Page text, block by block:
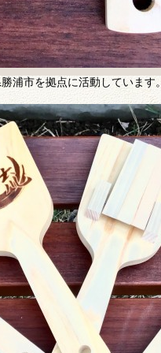
浦市を拠点に活動しています。